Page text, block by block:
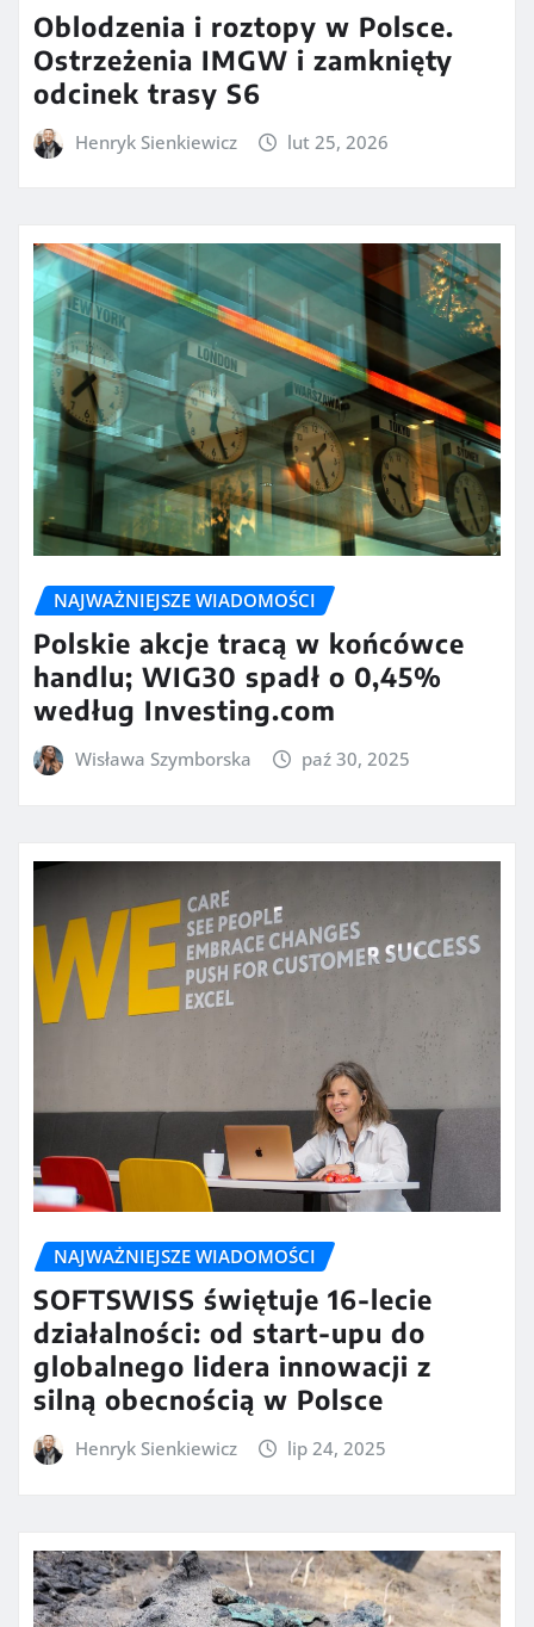
Oblodzenia i roztopy w Polsce.
Ostrzeżenia IMGW i zamknięty
odcinek trasy S6
Henryk Sienkiewicz lut 25, 2026
NAJWAŻNIEJSZE WIADOMOŚCI
Polskie akcje tracą w końcówce
handlu; WIG30 spadł o 0,45%
według Investing.com
Wisława Szymborska paź 30, 2025
NAJWAŻNIEJSZE WIADOMOŚCI
SOFTSWISS świętuje 16-lecie
działalności: od start-upu do
globalnego lidera innowacji z
silną obecnością w Polsce
Henryk Sienkiewicz lip 24, 2025